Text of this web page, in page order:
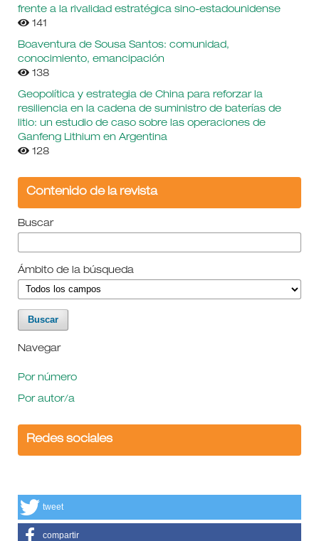
frente a la rivalidad estratégica sino-estadounidense
141
Boaventura de Sousa Santos: comunidad,
conocimiento, emancipación
138
Geopolítica y estrategia de China para reforzar la
resiliencia en la cadena de suministro de baterías de
litio: un estudio de caso sobre las operaciones de
Ganfeng Lithium en Argentina
128
Contenido de la revista
Buscar
Ámbito de la búsqueda
Navegar
Por número
Por autor/a
Redes sociales
tweet
compartir